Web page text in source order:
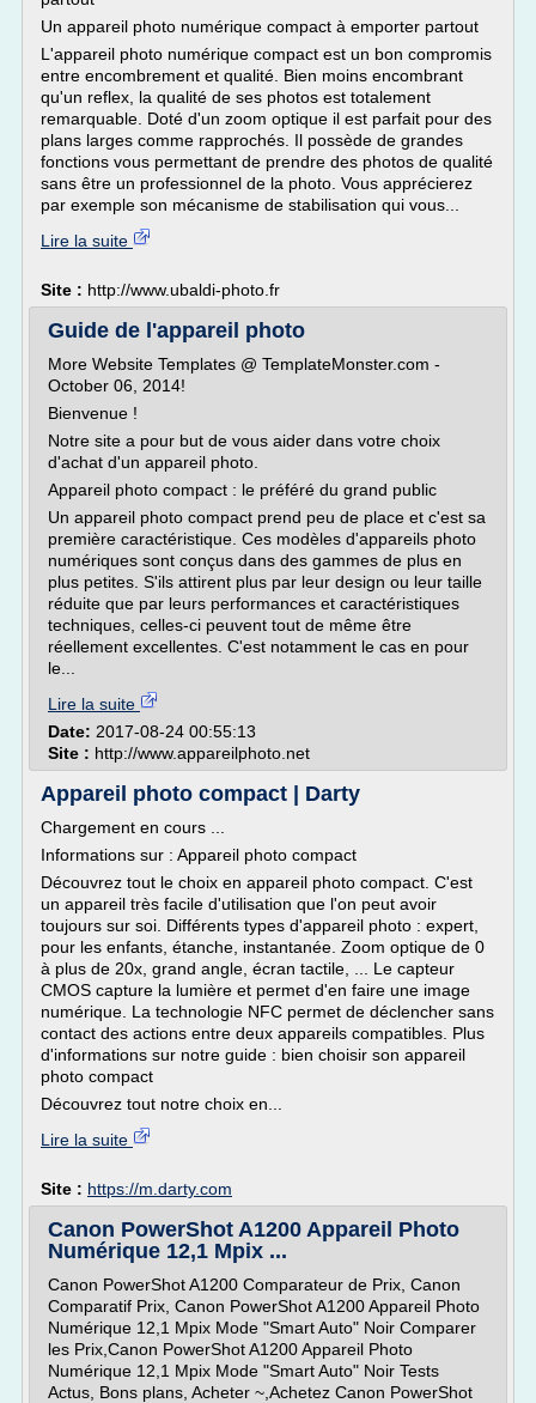
Un appareil photo numérique compact à emporter partout
L'appareil photo numérique compact est un bon compromis
entre encombrement et qualité. Bien moins encombrant
qu'un reflex, la qualité de ses photos est totalement
remarquable. Doté d'un zoom optique il est parfait pour des
plans larges comme rapprochés. Il possède de grandes
fonctions vous permettant de prendre des photos de qualité
sans être un professionnel de la photo. Vous apprécierez
par exemple son mécanisme de stabilisation qui vous...
Lire la suite
Site : http://www.ubaldi-photo.fr
Guide de l'appareil photo
More Website Templates @ TemplateMonster.com -
October 06, 2014!
Bienvenue !
Notre site a pour but de vous aider dans votre choix
d'achat d'un appareil photo.
Appareil photo compact : le préféré du grand public
Un appareil photo compact prend peu de place et c'est sa
première caractéristique. Ces modèles d'appareils photo
numériques sont conçus dans des gammes de plus en
plus petites. S'ils attirent plus par leur design ou leur taille
réduite que par leurs performances et caractéristiques
techniques, celles-ci peuvent tout de même être
réellement excellentes. C'est notamment le cas en pour
le...
Lire la suite
Date: 2017-08-24 00:55:13
Site : http://www.appareilphoto.net
Appareil photo compact | Darty
Chargement en cours ...
Informations sur : Appareil photo compact
Découvrez tout le choix en appareil photo compact. C'est
un appareil très facile d'utilisation que l'on peut avoir
toujours sur soi. Différents types d'appareil photo : expert,
pour les enfants, étanche, instantanée. Zoom optique de 0
à plus de 20x, grand angle, écran tactile, ... Le capteur
CMOS capture la lumière et permet d'en faire une image
numérique. La technologie NFC permet de déclencher sans
contact des actions entre deux appareils compatibles. Plus
d'informations sur notre guide : bien choisir son appareil
photo compact
Découvrez tout notre choix en...
Lire la suite
Site : https://m.darty.com
Canon PowerShot A1200 Appareil Photo
Numérique 12,1 Mpix ...
Canon PowerShot A1200 Comparateur de Prix, Canon
Comparatif Prix, Canon PowerShot A1200 Appareil Photo
Numérique 12,1 Mpix Mode "Smart Auto" Noir Comparer
les Prix,Canon PowerShot A1200 Appareil Photo
Numérique 12,1 Mpix Mode "Smart Auto" Noir Tests
Actus, Bons plans, Acheter ~,Achetez Canon PowerShot